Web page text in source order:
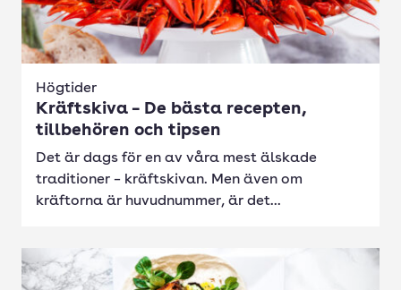
Högtider
Kräftskiva – De bästa recepten,
tillbehören och tipsen
Det är dags för en av våra mest älskade
traditioner – kräftskivan. Men även om
kräftorna är huvudnummer, är det...